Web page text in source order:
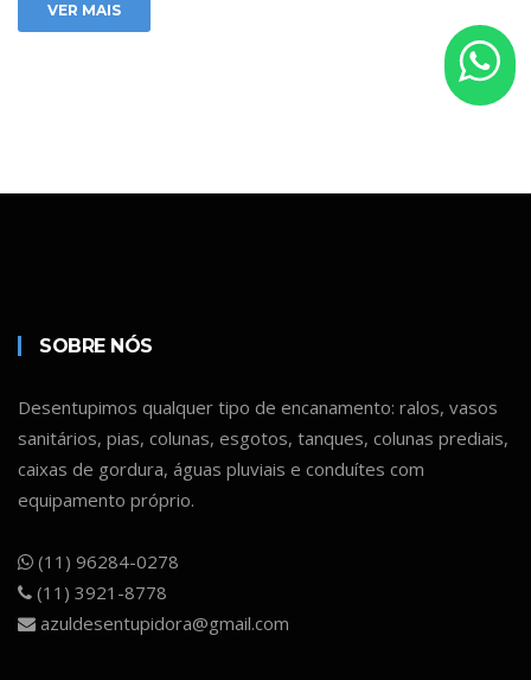
VER MAIS
SOBRE NÓS
Desentupimos qualquer tipo de encanamento: ralos, vasos
sanitários, pias, colunas, esgotos, tanques, colunas prediais,
caixas de gordura, águas pluviais e conduítes com
equipamento próprio.
(11) 96284-0278
(11) 3921-8778
azuldesentupidora@gmail.com